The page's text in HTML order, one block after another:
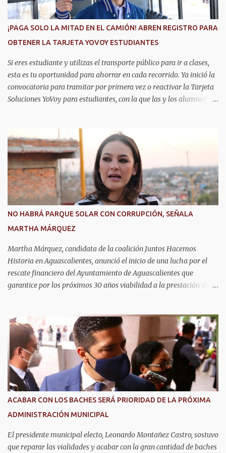
e
n
t
a
r
¡PAGA SOLO LA MITAD EN EL CAMIÓN! ABREN REGISTRO PARA
OBTENER LA TARJETA YOVOY ESTUDIANTES
Si eres estudiante y utilizas el transporte público para ir a clases,
esta es tu oportunidad para ahorrar en cada recorrido. Ya inició la
convocatoria para tramitar por primera vez o reactivar la Tarjeta
Soluciones YoVoy para estudiantes, con la que las y los alumnos
secundaria, bachillerato y universidad en Aguascalientes, quienes
pueden utilizar este descuento durante todo el año, lo cual
representa un importante apoyo para la economía de las familias.
La convocatoria permanecerá abierta durante los meses de agosto,
septiembre y octubre. El trámite se realiza de manera presencial
en las oficinas de la Agencia de Movilidad del Estado de
Aguascalientes (Amovea), ubicadas en el Complejo Tres Centurias,
de lunes a viernes, en un horario de 8:00 a 15:00 horas. Para
realizar el trámite por primera vez se debe presentar acta de
nacimiento, CURP, identificación oficial...
NO HABRÁ PARQUE SOLAR CON CORRUPCIÓN, SEÑALA
MARTHA MÁRQUEZ
Martha Márquez, candidata de la coalición Juntos Hacemos
Historia en Aguascalientes, anunció el inicio de una lucha por el
rescate financiero del Ayuntamiento de Aguascalientes que
garantice por los próximos 30 años viabilidad a la prestación de
necesarias para la cancelación del proyecto de parque solar, como
se anunció en Baja California días atrás con la misma empresa que
se tiene el convenio en Aguascalientes. La candidata del Partido del
Trabajo y Partido Verde manifestó que analizará las estrategias
legales para frenar el endeudamiento con los recursos del
municipio. Advirtió que en caso de ser necesario acudirá con el
presidente de la república Andrés Manuel López Obrador, así como
construir un acuerdo para cancelar este proyecto por su
inviabilidad y serio riesgo de impactar negativamente la calidad
ACABAR CON LOS BACHES SERÁ PRIORIDAD DE LA PRÓXIMA
ADMINISTRACIÓN MUNICIPAL
El presidente municipal electo, Leonardo Montañez Castro, sostuvo
que reparar las vialidades y acabar con la gran cantidad de baches